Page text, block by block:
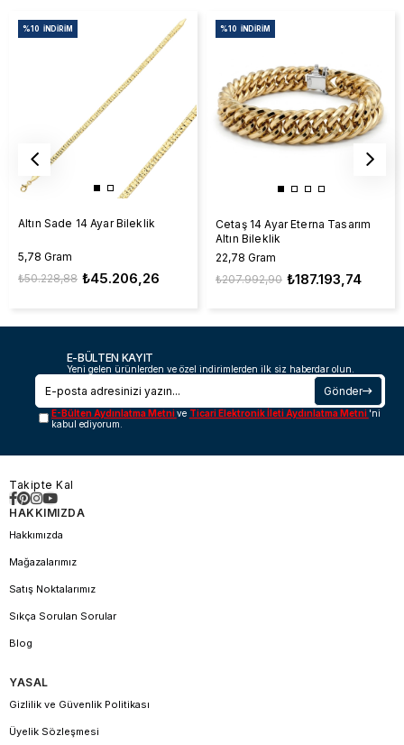
Altın Sade 14 Ayar Bileklik
5,78 Gram
₺45.206,26
₺50.228,88
%10 İNDIRIM
Cetaş 14 Ayar Eterna Tasarım
Altın Bileklik
22,78 Gram
₺187.193,74
₺207.992,90
%10 İNDIRIM
E-BÜLTEN KAYIT
Yeni gelen ürünlerden ve özel indirimlerden ilk siz haberdar olun.
Gönder
E-Bülten Aydınlatma Metnive Ticari Elektronik İleti Aydınlatma Metni 'ni
kabul ediyorum.
Takipte Kal
HAKKIMIZDA
Hakkımızda
Mağazalarımız
Satış Noktalarımız
Sıkça Sorulan Sorular
Blog
YASAL
Gizlilik ve Güvenlik Politikası
Üyelik Sözleşmesi